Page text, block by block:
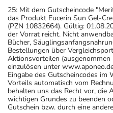
25: Mit dem Gutscheincode
das Produkt Eucerin Sun Gel-
(PZN 10832664). Gültig:
der Vorrat reicht. Nicht
Bücher,
Bestellungen über
Aktionsvorteilen
einzulösen unter
Eingabe des Gutscheincodes
Vorteils automatisch vom
behalten uns das Recht vor, die
wichtigen Grundes zu beenden
Gutschein bzw. durch eine